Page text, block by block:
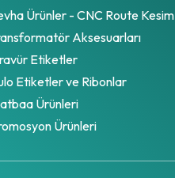
Ürünler - CNC Route Kesim
Aksesuarları
Etiketler
Etiketler ve Ribonlar
Ürünleri
Ürünleri